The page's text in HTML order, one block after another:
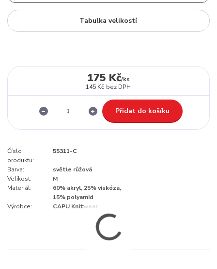
Tabulka velikostí
175 Kč/ks
145 Kč bez DPH
Přidat do košíku
Číslo
produktu:
55311-C
Barva:
světle růžová
Velikost:
M
Materiál:
60% akryl, 25% viskóza,
15% polyamid
Výrobce:
CAPU Knitwear